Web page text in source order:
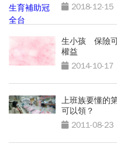
2018-12-15
生小孩 保險
權益
2014-10-17
上班族要懂的
可以領？
2011-08-23